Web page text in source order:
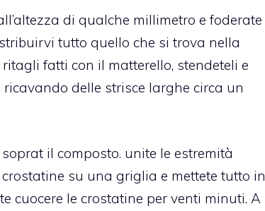
di qualche millimetro e foderate
tutto quello che si trova nella
fatti con il matterello, stendeteli e
delle strisce larghe circa un
il composto. unite le estremità
su una griglia e mettete tutto in
cuocere le crostatine per venti minuti. A